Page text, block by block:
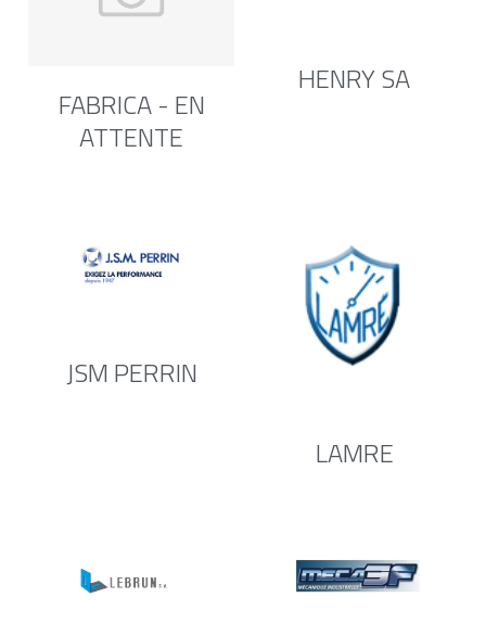
FABRICA - EN
ATTENTE
HENRY SA
JSM PERRIN
LAMRE